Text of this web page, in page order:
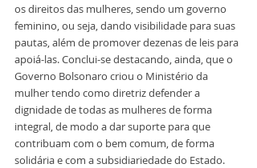
os direitos das mulheres, sendo um governo
feminino, ou seja, dando visibilidade para suas
pautas, além de promover dezenas de leis para
apoiá-las. Conclui-se destacando, ainda, que o
Governo Bolsonaro criou o Ministério da
mulher tendo como diretriz defender a
dignidade de todas as mulheres de forma
integral, de modo a dar suporte para que
contribuam com o bem comum, de forma
solidária e com a subsidiariedade do Estado.